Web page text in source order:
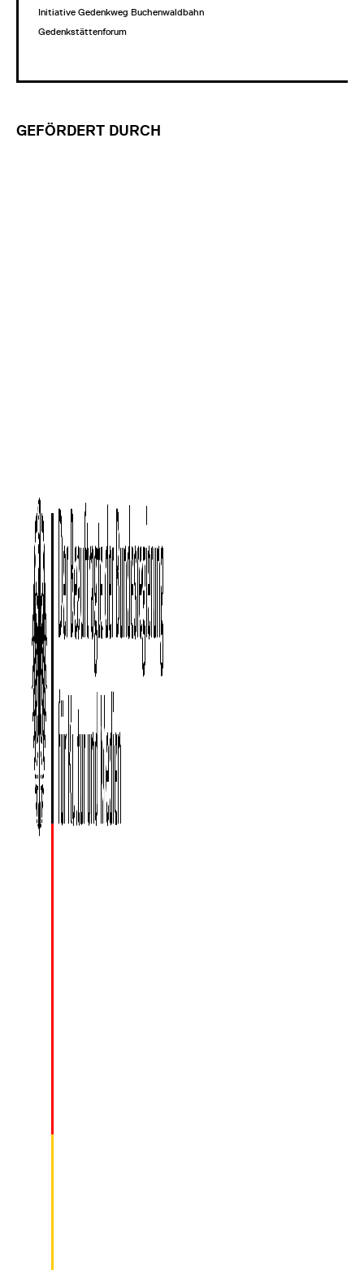
Initiative Gedenkweg Buchenwaldbahn
Gedenkstättenforum
GEFÖRDERT DURCH